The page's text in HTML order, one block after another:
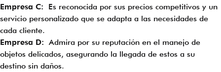
Empresa C: Es reconocida por sus precios competitivos y un
servicio personalizado que se adapta a las necesidades de
cada cliente.
Empresa D: Admira por su reputación en el manejo de
objetos delicados, asegurando la llegada de estos a su
destino sin daños.